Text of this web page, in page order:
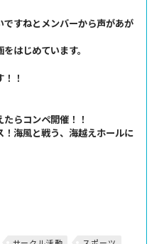
すねとメンバーから声があが
はじめています。
！
らコンペ開催！！
！海風と戦う、海越えホールに